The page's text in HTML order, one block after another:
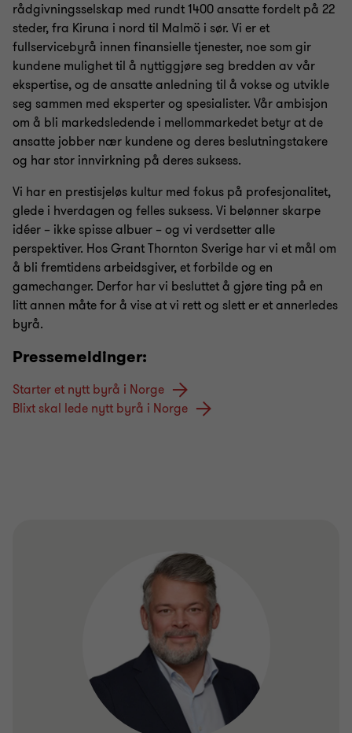
rådgivningsselskap med rundt 1400 ansatte fordelt på 22
steder, fra Kiruna i nord til Malmö i sør. Vi er et
fullservicebyrå innen finansielle tjenester, noe som gir
kundene mulighet til å nyttiggjøre seg bredden av vår
ekspertise, og de ansatte anledning til å vokse og utvikle
seg sammen med eksperter og spesialister. Vår ambisjon
om å bli markedsledende i mellommarkedet betyr at de
ansatte jobber nær kundene og deres beslutningstakere
og har stor innvirkning på deres suksess.
Vi har en prestisjeløs kultur med fokus på profesjonalitet,
glede i hverdagen og felles suksess. Vi belønner skarpe
idéer – ikke spisse albuer – og vi verdsetter alle
perspektiver. Hos Grant Thornton Sverige har vi et mål om
å bli fremtidens arbeidsgiver, et forbilde og en
gamechanger. Derfor har vi besluttet å gjøre ting på en
litt annen måte for å vise at vi rett og slett er et annerledes
byrå.
Pressemeldinger:
Starter et nytt byrå i Norge
Blixt skal lede nytt byrå i Norge